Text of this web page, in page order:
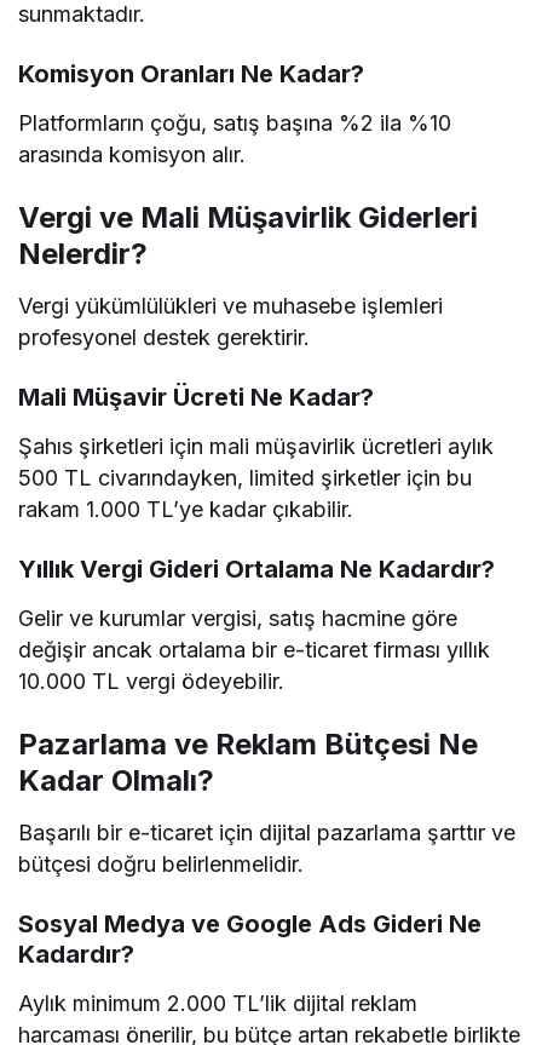
sunmaktadır.
Komisyon Oranları Ne Kadar?
Platformların çoğu, satış başına %2 ila %10
arasında komisyon alır.
Vergi ve Mali Müşavirlik Giderleri
Nelerdir?
Vergi yükümlülükleri ve muhasebe işlemleri
profesyonel destek gerektirir.
Mali Müşavir Ücreti Ne Kadar?
Şahıs şirketleri için mali müşavirlik ücretleri aylık
500 TL civarındayken, limited şirketler için bu
rakam 1.000 TL’ye kadar çıkabilir.
Yıllık Vergi Gideri Ortalama Ne Kadardır?
Gelir ve kurumlar vergisi, satış hacmine göre
değişir ancak ortalama bir e-ticaret firması yıllık
10.000 TL vergi ödeyebilir.
Pazarlama ve Reklam Bütçesi Ne
Kadar Olmalı?
Başarılı bir e-ticaret için dijital pazarlama şarttır ve
bütçesi doğru belirlenmelidir.
Sosyal Medya ve Google Ads Gideri Ne
Kadardır?
Aylık minimum 2.000 TL’lik dijital reklam
harcaması önerilir, bu bütçe artan rekabetle birlikte